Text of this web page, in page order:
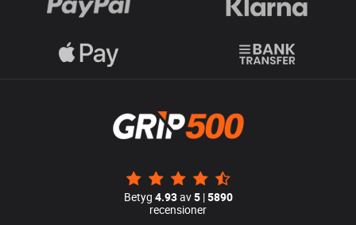
Betyg 4.93av5|5890
recensioner